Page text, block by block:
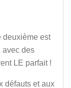
deuxième est
avec des
LE parfait !
défauts et aux